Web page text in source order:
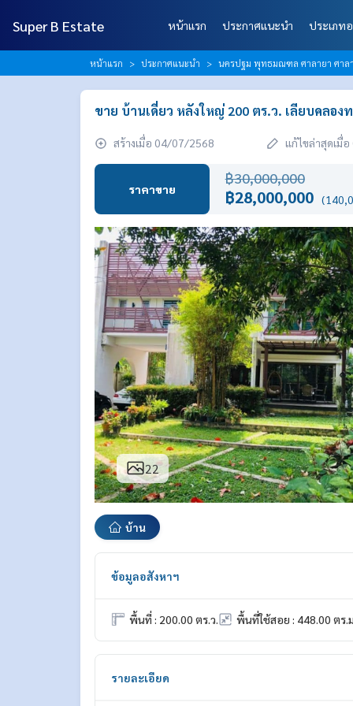
Super B Estate หน้าแรก ประกาศแนะนำ ประเภท
หน้าแรก ประกาศแนะนำ นครปฐม พุทธมณฑล ศาลายา ศาล
ขาย บ้านเดี่ยว หลังใหญ่ 200 ตร.ว. เลียบคลอง
สร้างเมื่อ 04/07/2568 แก้ไขล่าสุดเมื่
ราคาขาย
฿30,000,000
฿28,000,000
22
บ้าน
ข้อมูลอสังหาฯ
พื้นที่ : 200.00 ตร.ว. พื้นที่ใช้สอย : 448.00 ตร.
รายละเอียด